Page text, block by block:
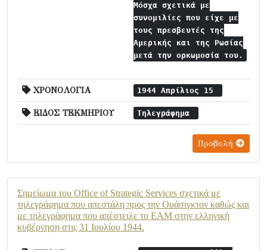
Μόσχα σχετικά με
συνομιλίες που είχε με
τους πρεσβευτές της
Αμερικής και της Ρωσίας
μετά την ορκωμοσία του.
ΧΡΟΝΟΛΟΓΙΑ 1944 Απρίλιος 15
ΕΙΔΟΣ ΤΕΚΜΗΡΙΟΥ Τηλεγράφημα
Προβολή
Σημείωμα του Office of Strategic Services σχετικά με
τηλεγράφημα που απεστάλη προς την Ουάσιγκτον καθώς και
με τηλεγράφημα που απέστειλε το ΕΑΜ στην ελληνική
κυβέρνηση στις 31 Ιουλίου 1944.